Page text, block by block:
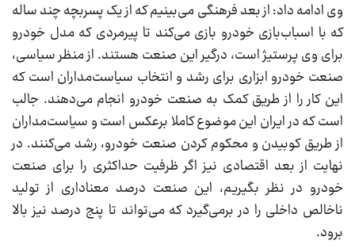
وی ادامه داد: از بعد فرهنگی می‌بینیم که از یک پسربچه چند ساله
که با اسباب‌بازی خودرو بازی می‌کند تا پیرمردی که مدل خودرو
برای وی پرستیژ است، درگیر این صنعت هستند. از منظر سیاسی،
صنعت خودرو ابزاری برای رشد و انتخاب سیاست‌مداران است که
این کار را از طریق کمک به صنعت خودرو انجام می‌دهند. جالب
است که در ایران این موضوع کاملا برعکس است و سیاست‌مداران
از طریق کوبیدن و محکوم کردن صنعت خودرو، رشد می‌کنند. در
نهایت از بعد اقتصادی نیز اگر ظرفیت حداکثری را برای صنعت
خودرو در نظر بگیریم، این صنعت درصد معناداری از تولید
ناخالص داخلی را در برمی‌گیرد که می‌تواند تا پنج درصد نیز بالا
برود.